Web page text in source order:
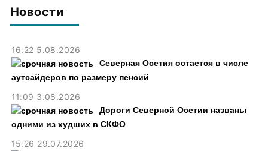
Новости
16:22 5.08.2026
Северная Осетия остается в числе
аутсайдеров по размеру пенсий
11:09 3.08.2026
Дороги Северной Осетии названы
одними из худших в СКФО
15:26 29.07.2026